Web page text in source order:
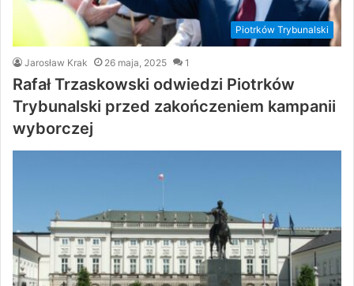
Piotrków Trybunalski
Jarosław Krak 26 maja, 2025 1
Rafał Trzaskowski odwiedzi Piotrków
Trybunalski przed zakończeniem kampanii
wyborczej